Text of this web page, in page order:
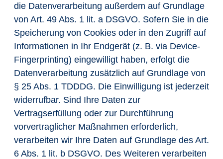
die Datenverarbeitung außerdem auf Grundlage
von Art. 49 Abs. 1 lit. a DSGVO. Sofern Sie in die
Speicherung von Cookies oder in den Zugriff auf
Informationen in Ihr Endgerät (z. B. via Device-
Fingerprinting) eingewilligt haben, erfolgt die
Datenverarbeitung zusätzlich auf Grundlage von
§ 25 Abs. 1 TDDDG. Die Einwilligung ist jederzeit
widerrufbar. Sind Ihre Daten zur
Vertragserfüllung oder zur Durchführung
vorvertraglicher Maßnahmen erforderlich,
verarbeiten wir Ihre Daten auf Grundlage des Art.
6 Abs. 1 lit. b DSGVO. Des Weiteren verarbeiten